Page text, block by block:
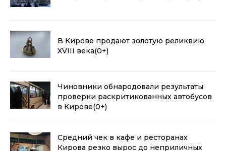
В Кирове продают золотую реликвию
XVIII века(0+)
Чиновники обнародовали результаты
проверки раскритикованных автобусов
в Кирове(0+)
Средний чек в кафе и ресторанах
Кирова резко вырос до неприличных